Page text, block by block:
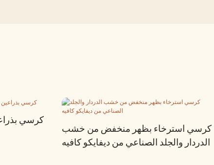
كرسي
كرسي استرخاء بظهر منخفض من خشب
الدردار والجلد الصناعي من ديفايكو كافيه